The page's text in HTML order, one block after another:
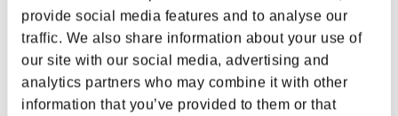
provide social media features and to analyse our
traffic. We also share information about your use of
our site with our social media, advertising and
analytics partners who may combine it with other
information that you’ve provided to them or that